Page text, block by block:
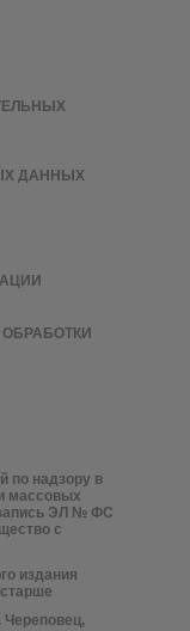
по надзору в
массовых
ЭЛ № ФС
с
издания
Череповец,
ДАННЫХ